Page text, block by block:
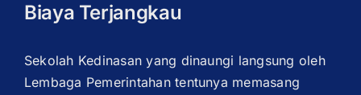
Biaya Terjangkau
Sekolah Kedinasan yang dinaungi langsung oleh
Lembaga Pemerintahan tentunya memasang